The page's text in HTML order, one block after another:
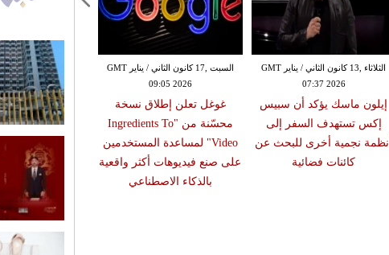
السبت ,17 كانون الثاني / يناير GMT
09:05 2026
غوغل تعلن إطلاق نسخة
محسّنة من "Ingredients To
Video" لمساعدة المستخدمين
على صنع فيديوهات أكثر واقعية
بالذكاء الاصطناعي
الثلاثاء ,13 كانون الثاني / يناير GMT
07:37 2026
إيلون ماسك يؤكد أن سبيس
إكس تستهدف السفر إلى
أنظمة نجمية أخرى للبحث عن
كائنات فضائية